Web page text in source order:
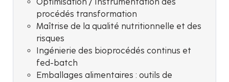
procédés transformation
Maîtrise de la qualité nutritionnelle et des
risques
Ingénierie des bioprocédés continus et
fed-batch
Emballages alimentaires : outils de